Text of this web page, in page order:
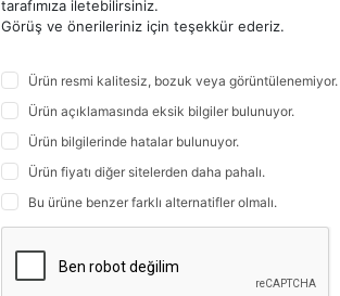
tarafımıza iletebilirsiniz.
Görüş ve önerileriniz için teşekkür ederiz.
Ürün resmi kalitesiz, bozuk veya görüntülenemiyor.
Ürün açıklamasında eksik bilgiler bulunuyor.
Ürün bilgilerinde hatalar bulunuyor.
Ürün fiyatı diğer sitelerden daha pahalı.
Bu ürüne benzer farklı alternatifler olmalı.